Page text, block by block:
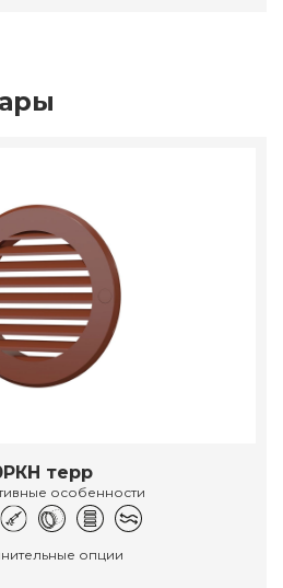
терр
особенности
опции